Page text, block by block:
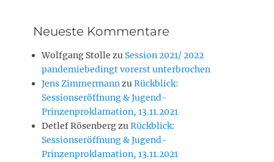
Neueste Kommentare
Wolfgang Stolle zu Session 2021/ 2022
pandemiebedingt vorerst unterbrochen
Jens ZimmermannzuRückblick:
Sessionseröffnung & Jugend-
Prinzenproklamation, 13.11.2021
Detlef RösenbergzuRückblick:
Sessionseröffnung & Jugend-
Prinzenproklamation, 13.11.2021